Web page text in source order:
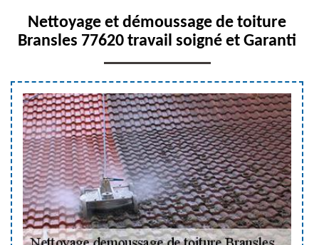
Nettoyage et démoussage de toiture
Bransles 77620 travail soigné et Garanti